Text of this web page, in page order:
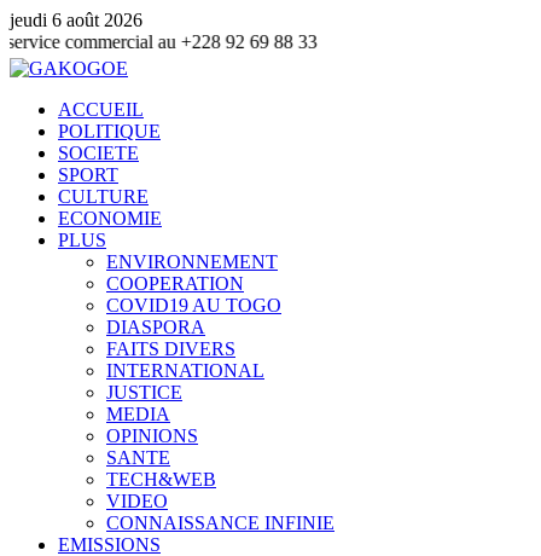
jeudi 6 août 2026
au +228 92 69 88 33
ACCUEIL
POLITIQUE
SOCIETE
SPORT
CULTURE
ECONOMIE
PLUS
ENVIRONNEMENT
COOPERATION
COVID19 AU TOGO
DIASPORA
FAITS DIVERS
INTERNATIONAL
JUSTICE
MEDIA
OPINIONS
SANTE
TECH&WEB
VIDEO
CONNAISSANCE INFINIE
EMISSIONS